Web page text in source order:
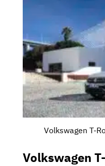
Volkswagen T-
Volkswagen